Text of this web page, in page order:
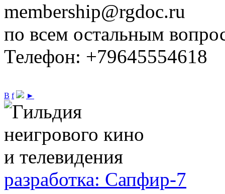
membership@rgdoc.ru
по всем остальным
Телефон: +79645554618
В f ►
разработка: Сапфир-7